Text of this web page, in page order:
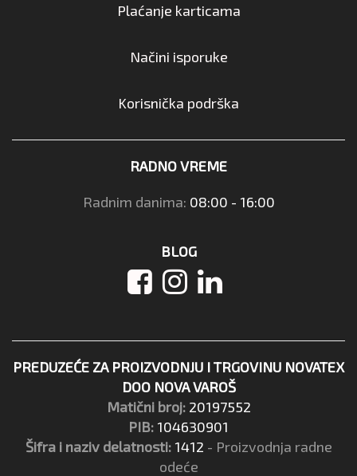
Plaćanje karticama
Načini isporuke
Korisnička podrška
RADNO VREME
Radnim danima: 08:00 - 16:00
BLOG
PREDUZEĆE ZA PROIZVODNJU I TRGOVINU NOVATEX
DOO NOVA VAROŠ
Matični broj: 20197552
PIB: 104630901
Šifra i naziv delatnosti: 1412 - Proizvodnja radne
odeće